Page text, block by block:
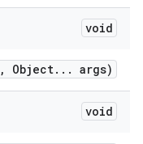
void
, Object. . . args)
void